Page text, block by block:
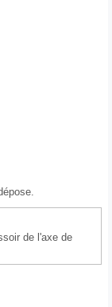
de l'axe de